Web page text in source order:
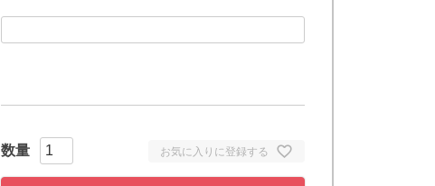
お気に入りに登録する